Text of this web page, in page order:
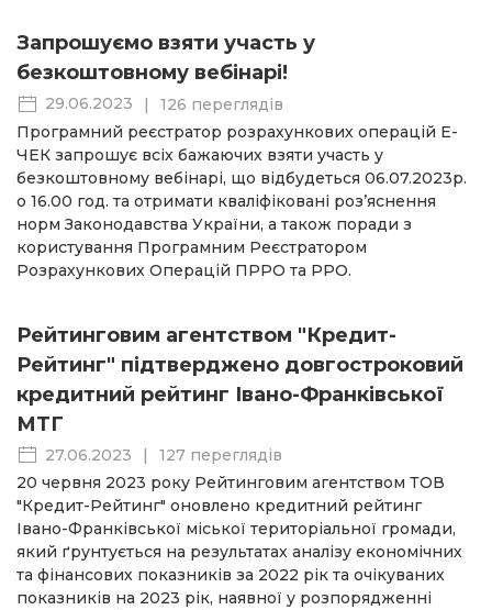
Запрошуємо взяти участь у
безкоштовному вебінарі!
29.06.2023 |
126 переглядів
Програмний реєстратор розрахункових операцій Е-
ЧЕК запрошує всіх бажаючих взяти участь у
безкоштовному вебінарі, що відбудеться 06.07.2023р.
о 16.00 год. та отримати кваліфіковані роз’яснення
норм Законодавства України, а також поради з
користування Програмним Реєстратором
Розрахункових Операцій ПРРО та РРО.
Рейтинговим агентством "Кредит-
Рейтинг" підтверджено довгостроковий
кредитний рейтинг Івано-Франківської
МТГ
27.06.2023 |
127 переглядів
20 червня 2023 року Рейтинговим агентством ТОВ
"Кредит-Рейтинг" оновлено кредитний рейтинг
Івано-Франківської міської територіальної громади,
який ґрунтується на результатах аналізу економічних
та фінансових показників за 2022 рік та очікуваних
показників на 2023 рік, наявної у розпорядженні